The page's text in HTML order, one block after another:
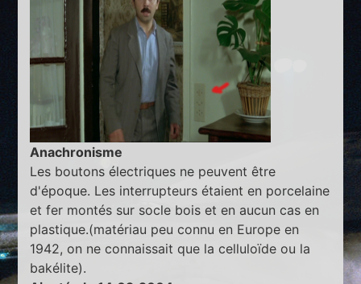
Anachronisme
Les boutons électriques ne peuvent être
d'époque. Les interrupteurs étaient en porcelaine
et fer montés sur socle bois et en aucun cas en
plastique.(matériau peu connu en Europe en
1942, on ne connaissait que la celluloïde ou la
bakélite).